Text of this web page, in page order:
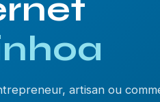
artisan ou